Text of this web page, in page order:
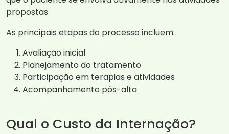
propostas.
As principais etapas do processo incluem:
Avaliação inicial
Planejamento do tratamento
Participação em terapias e atividades
Acompanhamento pós-alta
Qual o Custo da Internação?